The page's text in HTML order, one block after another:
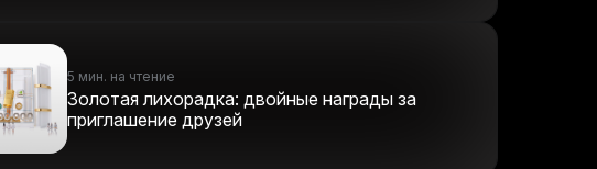
5 мин. на чтение
Золотая лихорадка: двойные награды за
приглашение друзей